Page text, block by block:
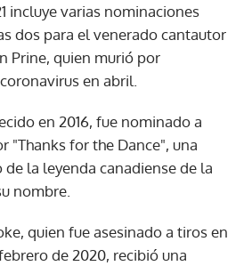
incluye varias nominaciones
dos para el venerado cantautor
Prine, quien murió por
en abril.
en 2016, fue nominado a
"Thanks for the Dance", una
la leyenda canadiense de la
nombre.
quien fue asesinado a tiros en
de 2020, recibió una